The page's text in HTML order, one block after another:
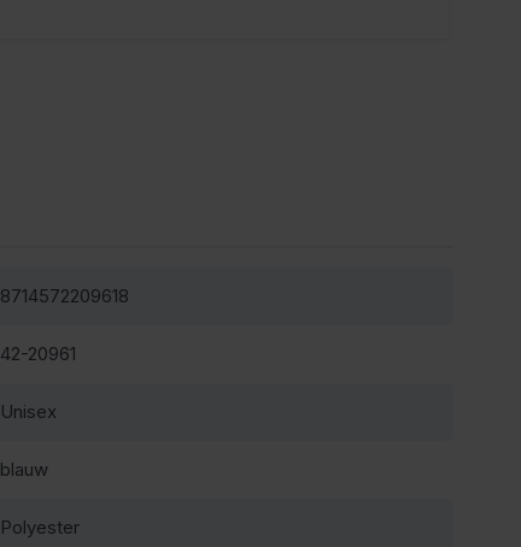
8714572209618
42-20961
Unisex
blauw
Polyester